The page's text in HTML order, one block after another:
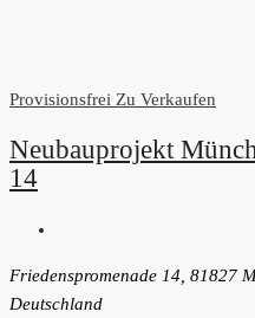
Provisionsfrei Zu Verkaufen
Neubauprojekt
14
Friedenspromenade 14, 81827
Deutschland